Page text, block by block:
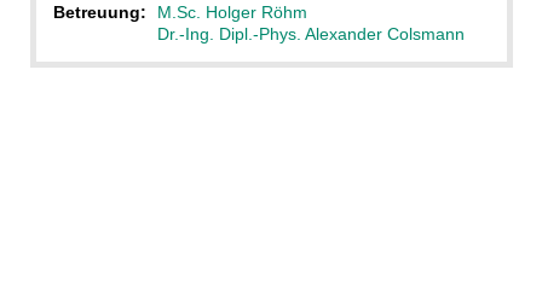
Betreuung:
M.Sc. Holger Röhm
Dr.-Ing. Dipl.-Phys. Alexander Colsmann